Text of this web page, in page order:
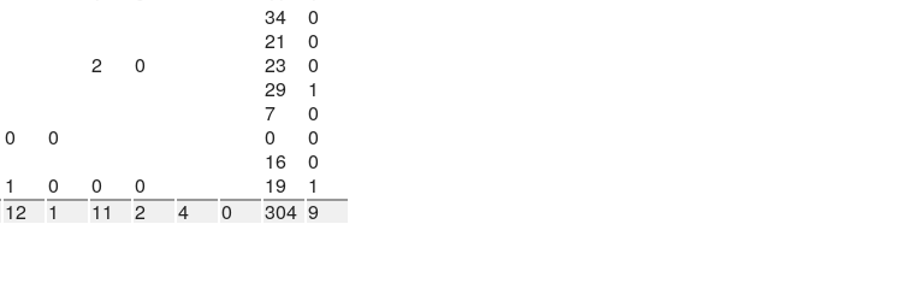
34
0
21
0
2 0 23
0
29
1
7
0
0 0 0
0
16
0
1 0 0 0 19
1
12 1 11 2 4 0 304 9